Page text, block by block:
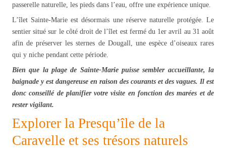
passerelle naturelle, les pieds dans l’eau, offre une expérience unique.
L’îlet Sainte-Marie est désormais une réserve naturelle protégée. Le
sentier situé sur le côté droit de l’îlet est fermé du 1er avril au 31 août
afin de préserver les sternes de Dougall, une espèce d’oiseaux rares
qui y niche pendant cette période.
Bien que la plage de Sainte-Marie puisse sembler accueillante, la
baignade y est dangereuse en raison des courants et des vagues. Il est
donc conseillé de planifier votre visite en fonction des marées et de
rester vigilant.
Explorer la Presqu’île de la
Caravelle et ses trésors naturels